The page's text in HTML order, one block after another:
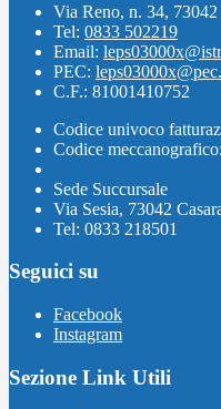
Via Reno, n. 34,
Tel: 0833 502219
Email:
PEC:
C.F.: 81001410752
Codice univoco
Codice
Sede Succursale
Via Sesia, 73042
Tel: 0833 218501
Seguici su
Facebook
Instagram
Sezione Link Utili